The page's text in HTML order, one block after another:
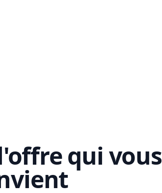
qui vous